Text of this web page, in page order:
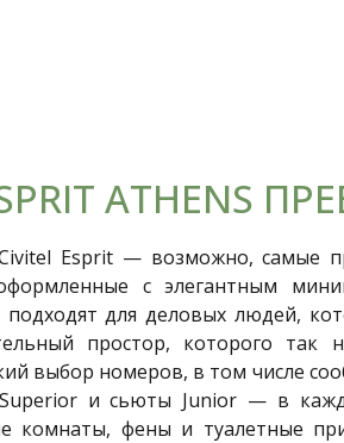
ATHENS
Esprit — возможно, самые
с элегантным
для деловых людей,
простор, которого так
выбор номеров, в том числе
Superior и сьюты Junior — в
комнаты, фены и туалетные